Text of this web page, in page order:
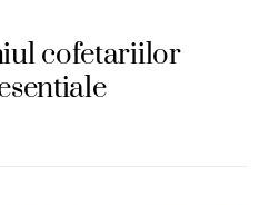
cofetariilor